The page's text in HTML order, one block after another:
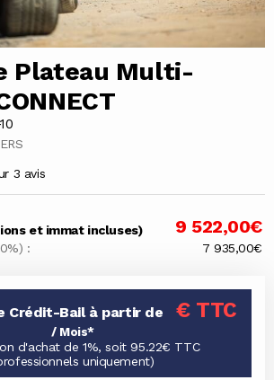
Plateau Multi-
3 avis
et immat incluses) 9 522,00€
: 7 935,00€
Crédit-Bail à partir de € TTC
/ Mois*
d'achat de 1%, soit 95.22€ TTC
uniquement)